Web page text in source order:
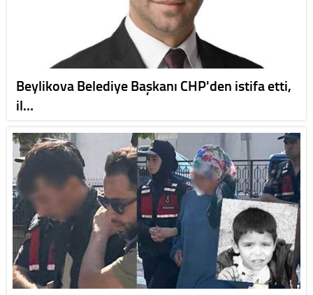
Beylikova Belediye Başkanı CHP'den istifa etti,
il…